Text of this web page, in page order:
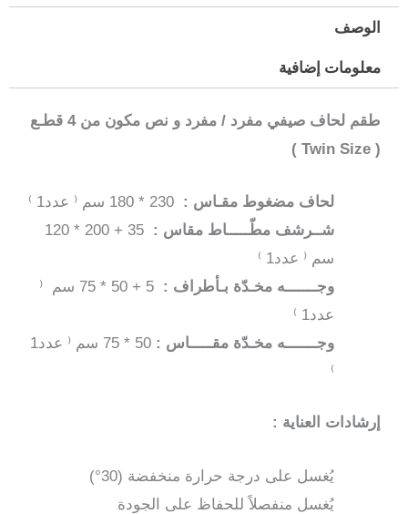
مضغوط
/
نص–
الوصف
معلومات إضافية
طقم لحاف صيفي مفرد / مفرد و نص مكون من 4 قطـع
( Twin Size )
لحاف مضغوط مقـاس :
شــرشف مطّـــــاط مقاس :
35 + 200 * 120
سم ⁽ عدد1 ⁾
وجـــــــه مخـدّة بـأطراف :
5 + 50 * 75 سم ⁽
عدد1 ⁾
وجـــــــه مخـدّة مقـــــاس :
50 * 75 سم ⁽ عدد1
⁾
إرشادات العناية :
يُغسل على درجة حرارة منخفضة (30°)
يُغسل منفصلاً للحفاظ على الجودة